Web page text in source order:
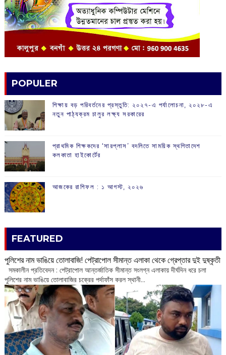
POPULER
শিক্ষায় বড় পরিবর্তনের প্রস্তুতি: ২০২৭-এ পর্যালোচনা, ২০২৮-এ
নতুন পাঠ্যক্রম চালুর লক্ষ্য সরকারের
প্রাথমিক শিক্ষকদের ‘সারপ্লাস’ বদলিতে সাময়িক স্থগিতাদেশ
কলকাতা হাইকোর্টের
আজকের রাশিফল :‌ ‌‌১ আগস্ট, ২০২৬
FEATURED
পুলিশের নাম ভাঙিয়ে তোলাবাজি! পেট্রাপোল সীমান্ত এলাকা থেকে গ্রেপ্তার দুই দুষ্কৃতী
সমকালীন প্রতিবেদন : পেট্রাপোল আন্তর্জাতিক সীমান্ত সংলগ্ন এলাকায় দীর্ঘদিন ধরে চলা
পুলিশের নাম ভাঙিয়ে তোলাবাজির চক্রের পর্দাফাঁস করল স্থানী...